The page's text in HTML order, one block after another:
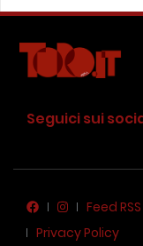
Seguici sui
Feed RSS
Privacy Policy